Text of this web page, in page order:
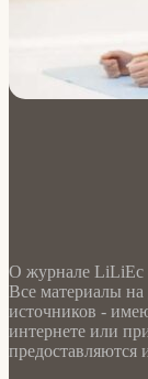
О журнале LiLiEc
Все материалы на
источников -
интернете или
предоставляются